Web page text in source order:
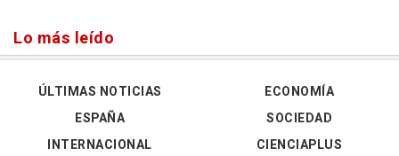
Lo más leído
ÚLTIMAS NOTICIAS
ESPAÑA
INTERNACIONAL
ECONOMÍA
SOCIEDAD
CIENCIAPLUS